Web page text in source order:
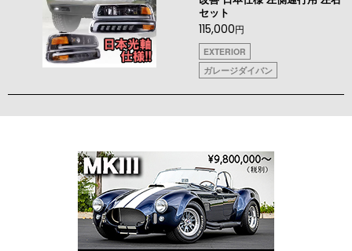
セット
115,000円
EXTERIOR
ガレージダイバン